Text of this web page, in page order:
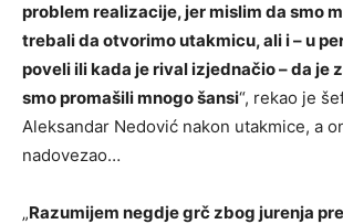
problem realizacije, jer mislim da smo
trebali da otvorimo utakmicu, ali i – u
poveli ili kada je rival izjednačio – da je
smo promašili mnogo šansi“, rekao je
Aleksandar Nedović nakon utakmice, a
nadovezao…
„Razumijem negdje grč zbog jurenja